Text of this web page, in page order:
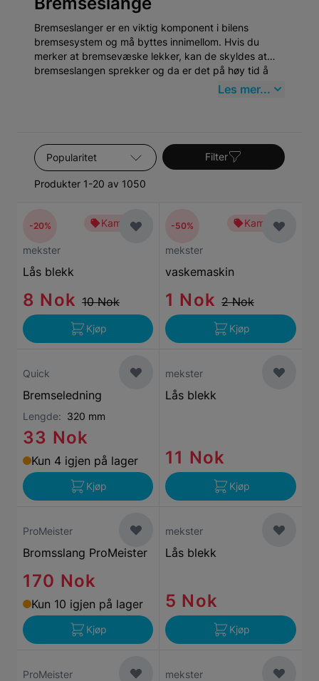
Bremseslanger er en viktig komponent i bilens
bremsesystem og må byttes innimellom. Hvis du
merker at bremsevæske lekker, kan de skyldes at
bremseslangen sprekker og da er det på høy tid å
Les mer...
Sorter etter
Produkter 1-20 av 1050
Filter
Kampanje
mekster
Lås blekk
8 Nok 10 Nok
-20%
Kjøp
Kampanje
mekster
vaskemaskin
1 Nok 2 Nok
-50%
Kjøp
Quick
Bremseledning
Lengde: 320 mm
33 Nok
Kun 4 igjen på lager
Kjøp
mekster
Lås blekk
11 Nok
Kjøp
ProMeister
Bromsslang ProMeister
170 Nok
Kun 10 igjen på lager
Kjøp
mekster
Lås blekk
5 Nok
Kjøp
ProMeister mekster